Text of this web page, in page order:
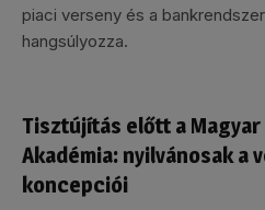
piaci verseny és a
hangsúlyozza.
Tisztújítás előtt a Magyar
Akadémia: nyilvánosak a
koncepciói